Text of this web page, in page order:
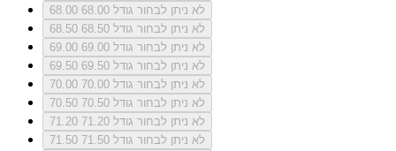
68.00
לא ניתן לבחור גודל 68.00
68.50
לא ניתן לבחור גודל 68.50
69.00
לא ניתן לבחור גודל 69.00
69.50
לא ניתן לבחור גודל 69.50
70.00
לא ניתן לבחור גודל 70.00
70.50
לא ניתן לבחור גודל 70.50
71.20
לא ניתן לבחור גודל 71.20
71.50
לא ניתן לבחור גודל 71.50